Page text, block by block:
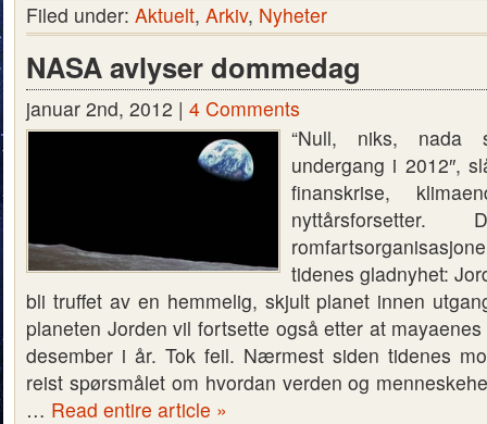
Filed under: Aktuelt, Arkiv, Nyheter
NASA avlyser dommedag
januar 2nd, 2012 | 4 Comments
“Null, niks, nada
undergang i 2012″,
finanskrise,
nyttårsforsetter.
tidenes gladnyhet:
bli truffet av en hemmelig, skjult planet innen
planeten Jorden vil fortsette også etter at
desember i år. Tok feil. Nærmest siden tidenes
reist spørsmålet om hvordan verden og
… Read entire article »